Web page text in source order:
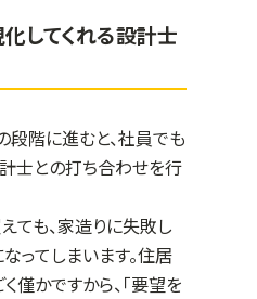
してくれる設計士
段階に進むと、社員でも
士との打ち合わせを行
ても、家造りに失敗し
ってしまいます。住居
僅かですから、「要望を